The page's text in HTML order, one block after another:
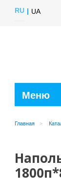
RU UA
Главная